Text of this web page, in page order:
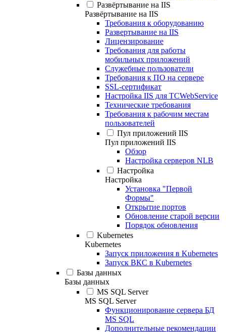
Развёртывание на IIS
Развёртывание на IIS
Требования к оборудованию
Развертывание на IIS
Лицензирование
Требования для работы
мобильных приложений
Служебные пользователи
Требования к ПО на сервере
SSL-сертификат
Настройка IIS для TCWebService
Технические требования
Требования к рабочим местам
пользователей
Пул приложений IIS
Пул приложений IIS
Обзор
Настройка серверов NLB
Настройка
Настройка
Установка "Первой
Формы"
Открытие портов
Обновление старой версии
Порядок обновления
Kubernetes
Kubernetes
Запуск приложения в Kubernetes
Запуск ВКС в Kubernetes
Базы данных
Базы данных
MS SQL Server
MS SQL Server
Функционирование сервера БД
MS SQL
Дополнительные рекомендации